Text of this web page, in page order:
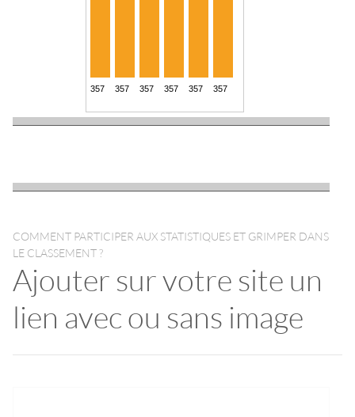
COMMENT PARTICIPER AUX STATISTIQUES ET GRIMPER DANS
LE CLASSEMENT ?
Ajouter sur votre site un
lien avec ou sans image